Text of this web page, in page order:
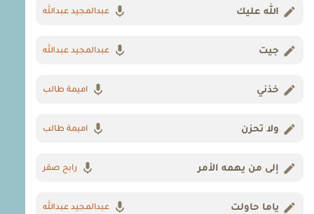
الله عليك عبدالمجيد عبدالله
جيت عبدالمجيد عبدالله
خذني اميمة طالب
ولا تحزن اميمة طالب
إلى من يهمه الأمر رابح صقر
ياما حاولت عبدالمجيد عبدالله